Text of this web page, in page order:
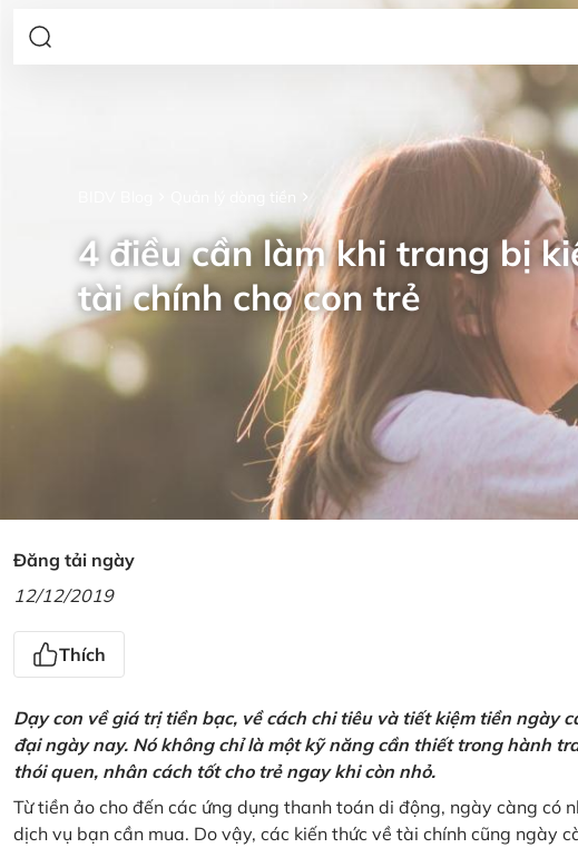
4 điều cần làm khi trang bị
tài chính cho con trẻ
Đăng tải ngày
12/12/2019
Thích
Dạy con về giá trị tiền bạc, về cách chi tiêu và tiết kiệm tiền ngày
đại ngày nay. Nó không chỉ là một kỹ năng cần thiết trong hành
thói quen, nhân cách tốt cho trẻ ngay khi còn nhỏ.
Từ tiền ảo cho đến các ứng dụng thanh toán di động, ngày càng có
dịch vụ bạn cần mua. Do vậy, các kiến thức về tài chính cũng ngày